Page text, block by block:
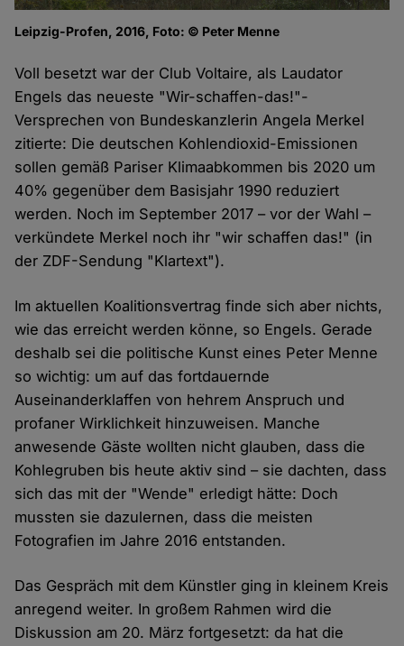
Leipzig-Profen, 2016, Foto: © Peter Menne
Voll besetzt war der Club Voltaire, als Laudator
Engels das neueste "Wir-schaffen-das!"-
Versprechen von Bundeskanzlerin Angela Merkel
zitierte: Die deutschen Kohlendioxid-Emissionen
sollen gemäß Pariser Klimaabkommen bis 2020 um
40% gegenüber dem Basisjahr 1990 reduziert
werden. Noch im September 2017 – vor der Wahl –
verkündete Merkel noch ihr "wir schaffen das!" (in
der ZDF-Sendung "Klartext").
Im aktuellen Koalitionsvertrag finde sich aber nichts,
wie das erreicht werden könne, so Engels. Gerade
deshalb sei die politische Kunst eines Peter Menne
so wichtig: um auf das fortdauernde
Auseinanderklaffen von hehrem Anspruch und
profaner Wirklichkeit hinzuweisen. Manche
anwesende Gäste wollten nicht glauben, dass die
Kohlegruben bis heute aktiv sind – sie dachten, dass
sich das mit der "Wende" erledigt hätte: Doch
mussten sie dazulernen, dass die meisten
Fotografien im Jahre 2016 entstanden.
Das Gespräch mit dem Künstler ging in kleinem Kreis
anregend weiter. In großem Rahmen wird die
Diskussion am 20. März fortgesetzt: da hat die